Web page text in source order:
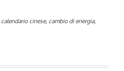
calendario cinese, cambio di energia,